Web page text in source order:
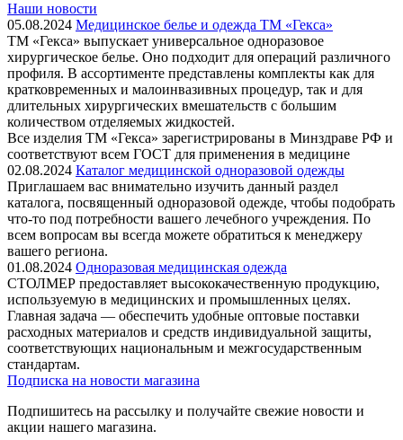
Наши новости
05.08.2024 Медицинское белье и одежда ТМ «Гекса»
ТМ «Гекса» выпускает универсальное одноразовое
хирургическое белье. Оно подходит для операций различного
профиля. В ассортименте представлены комплекты как для
кратковременных и малоинвазивных процедур, так и для
длительных хирургических вмешательств с большим
количеством отделяемых жидкостей.
Все изделия ТМ «Гекса» зарегистрированы в Минздраве РФ и
соответствуют всем ГОСТ для применения в медицине
02.08.2024 Каталог медицинской одноразовой одежды
Приглашаем вас внимательно изучить данный раздел
каталога, посвященный одноразовой одежде, чтобы подобрать
что-то под потребности вашего лечебного учреждения. По
всем вопросам вы всегда можете обратиться к менеджеру
вашего региона.
01.08.2024 Одноразовая медицинская одежда
СТОЛМЕР предоставляет высококачественную продукцию,
используемую в медицинских и промышленных целях.
Главная задача — обеспечить удобные оптовые поставки
расходных материалов и средств индивидуальной защиты,
соответствующих национальным и межгосударственным
стандартам.
Подписка на новости магазина
Подпишитесь на рассылку и получайте свежие новости и
акции нашего магазина.